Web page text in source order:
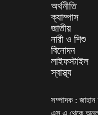
অর্থনীতি
ক্যাম্পাস
জাতীয়
নারী ও শিশু
বিনোদন
লাইফস্টাইল
স্বাস্থ্য
সম্পাদক :